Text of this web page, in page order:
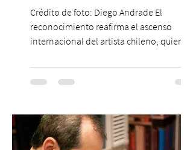
Crédito de foto: Diego Andrade El
reconocimiento reafirma el ascenso
internacional del artista chileno, quien
en la escena global. MIAMI, FL (3 de agosto
de 2026) — FloyyMenor ha sido
Under 21 por tercer año consecutivo,
formando parte una vez más de la
selección anual de la publicación que